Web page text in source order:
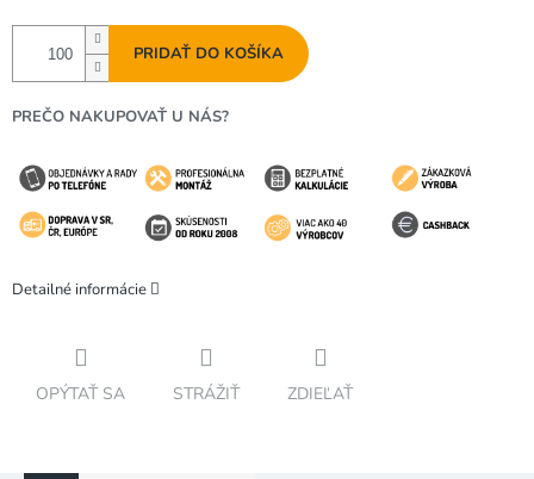
PRIDAŤ DO KOŠÍKA
PREČO NAKUPOVAŤ U NÁS?
Detailné informácie
OPÝTAŤ SA STRÁŽIŤ ZDIEĽAŤ